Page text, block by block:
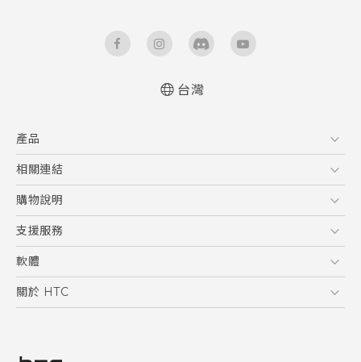
台灣
產品
5G
智慧型手機
配件
相關連結
HTC Research
購物說明
購物須知
訂單管理
付款方式
支援服務
到府收送維修服務
服務中心資訊
客戶服務佈告欄
軟體
應用程式
關於 HTC